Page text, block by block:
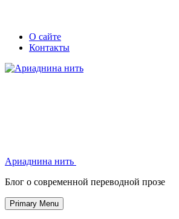
Skip
Secondary
left
navigation
Secondary
right
navigation
О сайте
Контакты
Ариаднина нить
Блог о современной переводной прозе
Primary Menu